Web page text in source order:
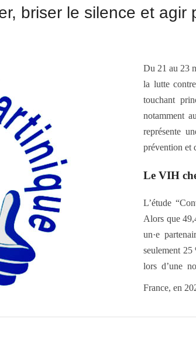
briser le silence et
Du 21 au 23
la lutte
touchant
notamment
représente
prévention et
Le VIH
L’étude
Alors que
un·e
seulement 25
lors d’une
France, en